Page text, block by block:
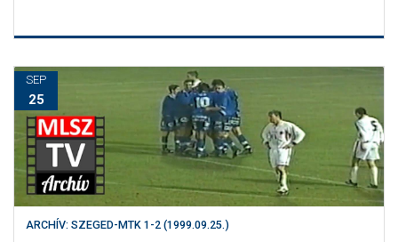
SEP
25
ARCHÍV: SZEGED-MTK 1-2 (1999.09.25.)